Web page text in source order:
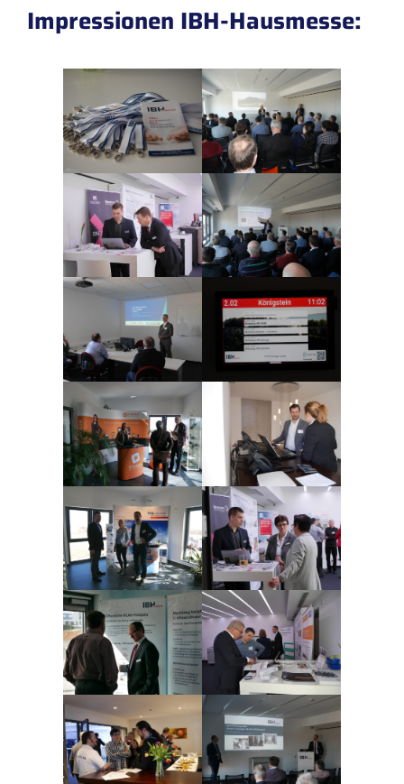
Impressionen IBH-Hausmesse: